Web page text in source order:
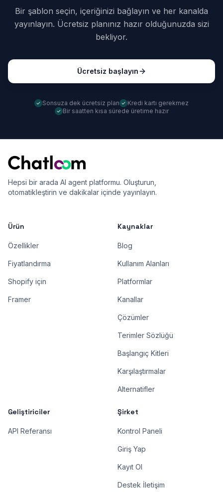
Bir şablon seçin, içeriğinizi bağlayın ve her kanalda
yayınlayın. Ücretsiz planınız hazır olduğunuzda sizi
bekliyor.
Ücretsiz başlayın
Sonsuza dek ücretsiz plan
Kredi kartı gerekmez
Bir saatten kısa sürede üretime hazır
Hepsi bir arada AI agent platformu. Oluşturun,
otomatikleştirin ve dakikalar içinde yayınlayın.
Ürün
Özellikler
Fiyatlandırma
Shopify için
Framer
Kaynaklar
Blog
Kullanım Alanları
Platformlar
Kanallar
Çözümler
Terimler Sözlüğü
Başlangıç Kitleri
Karşılaştırmalar
Alternatifler
Geliştiriciler
API Referansı
Şirket
Kontrol Paneli
Giriş Yap
Kayıt Ol
Destek İletişim